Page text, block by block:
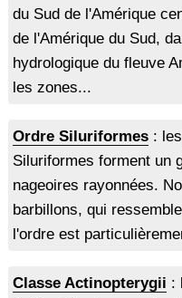
du Sud de l'Amérique
de l'Amérique du Sud,
hydrologique du fleuve
les zones...
Ordre Siluriformes: les
Siluriformes forment un
nageoires rayonnées.
barbillons, qui
l'ordre est
Classe Actinopterygii :